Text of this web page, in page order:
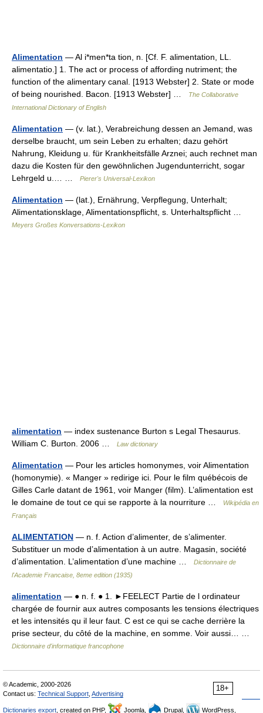
Alimentation — Al i*men*ta tion, n. [Cf. F. alimentation, LL.
alimentatio.] 1. The act or process of affording nutriment; the
function of the alimentary canal. [1913 Webster] 2. State or mode
of being nourished. Bacon. [1913 Webster] …
The Collaborative
International Dictionary of English
Alimentation — (v. lat.), Verabreichung dessen an Jemand, was
derselbe braucht, um sein Leben zu erhalten; dazu gehört
Nahrung, Kleidung u. für Krankheitsfälle Arznei; auch rechnet man
dazu die Kosten für den gewöhnlichen Jugendunterricht, sogar
Lehrgeld u.… …
Pierer's Universal-Lexikon
Alimentation — (lat.), Ernährung, Verpflegung, Unterhalt;
Alimentationsklage, Alimentationspflicht, s. Unterhaltspflicht …
Meyers Großes Konversations-Lexikon
alimentation — index sustenance Burton s Legal Thesaurus.
William C. Burton. 2006 …
Law dictionary
Alimentation — Pour les articles homonymes, voir Alimentation
(homonymie). « Manger » redirige ici. Pour le film québécois de
Gilles Carle datant de 1961, voir Manger (film). L’alimentation est
le domaine de tout ce qui se rapporte à la nourriture …
Wikipédia en
Français
ALIMENTATION — n. f. Action d’alimenter, de s’alimenter.
Substituer un mode d’alimentation à un autre. Magasin, société
d’alimentation. L’alimentation d’une machine …
Dictionnaire de
l'Academie Francaise, 8eme edition (1935)
alimentation — ● n. f. ● 1. ►FEELECT Partie de l ordinateur
chargée de fournir aux autres composants les tensions électriques
et les intensités qu il leur faut. C est ce qui se cache derrière la
prise secteur, du côté de la machine, en somme. Voir aussi… …
Dictionnaire d'informatique francophone
18+
© Academic, 2000-2026
Contact us: Technical Support Advertising
Dictionaries export , created on PHP, Joomla, Drupal,
WordPress,